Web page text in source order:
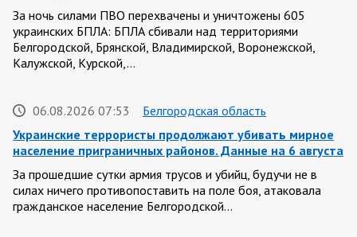
За ночь силами ПВО перехвачены и уничтожены 605
украинских БПЛА: БПЛА сбивали над территориями
Белгородской, Брянской, Владимирской, Воронежской,
Калужской, Курской,…
06.08.2026 07:53
Белгородская область
Украинские террористы продолжают убивать мирное
население приграничных районов. Данные на 6 августа
За прошедшие сутки армия трусов и убийц, будучи не в
силах ничего противопоставить на поле боя, атаковала
гражданское население Белгородской…